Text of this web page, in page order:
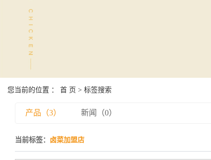
您当前的位置 ： 首 页 > 标签搜索
产品（3） 新闻（0）
当前标签： 卤菜加盟店